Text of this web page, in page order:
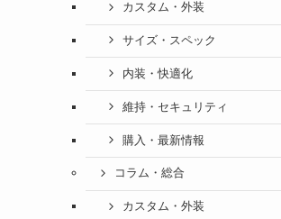
カスタム・外装
サイズ・スペック
内装・快適化
維持・セキュリティ
購入・最新情報
コラム・総合
カスタム・外装